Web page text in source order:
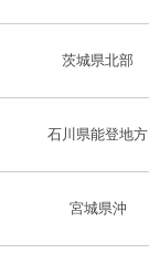
茨城県北部
石川県能登地方
宮城県沖